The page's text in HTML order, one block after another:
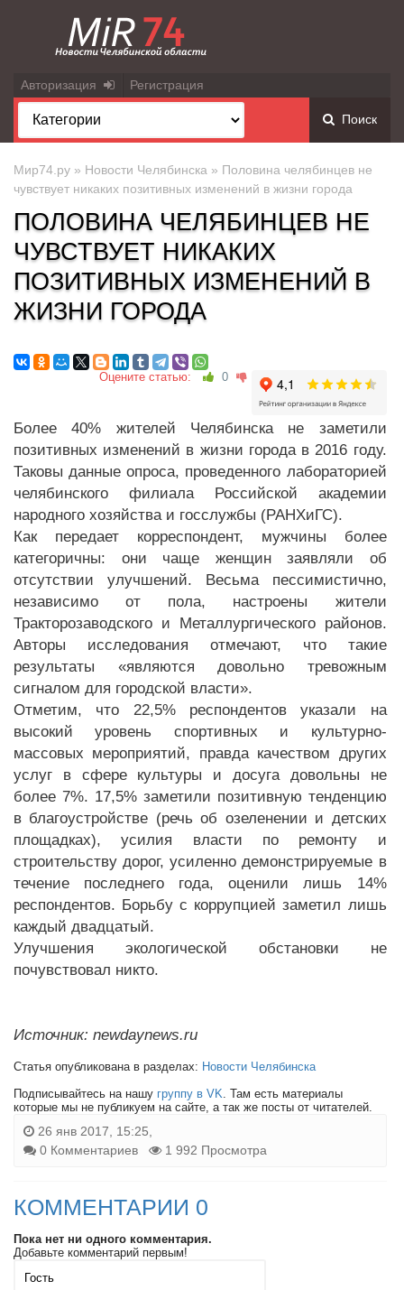
Авторизация Регистрация
Поиск
Мир74.ру » Новости Челябинска » Половина челябинцев не
чувствует никаких позитивных изменений в жизни города
ПОЛОВИНА ЧЕЛЯБИНЦЕВ НЕ
ЧУВСТВУЕТ НИКАКИХ
ПОЗИТИВНЫХ ИЗМЕНЕНИЙ В
ЖИЗНИ ГОРОДА
Оцените статью: 0
Более 40% жителей Челябинска не заметили
позитивных изменений в жизни города в 2016 году.
Таковы данные опроса, проведенного лабораторией
челябинского филиала Российской академии
народного хозяйства и госслужбы (РАНХиГС).
Как передает корреспондент, мужчины более
категоричны: они чаще женщин заявляли об
отсутствии улучшений. Весьма пессимистично,
независимо от пола, настроены жители
Тракторозаводского и Металлургического районов.
Авторы исследования отмечают, что такие
результаты «являются довольно тревожным
сигналом для городской власти».
Отметим, что 22,5% респондентов указали на
высокий уровень спортивных и культурно-
массовых мероприятий, правда качеством других
услуг в сфере культуры и досуга довольны не
более 7%. 17,5% заметили позитивную тенденцию
в благоустройстве (речь об озеленении и детских
площадках), усилия власти по ремонту и
строительству дорог, усиленно демонстрируемые в
течение последнего года, оценили лишь 14%
респондентов. Борьбу с коррупцией заметил лишь
каждый двадцатый.
Улучшения экологической обстановки не
почувствовал никто.
Источник: newdaynews.ru
Статья опубликована в разделах: Новости Челябинска
Подписывайтесь на нашу группу в VK. Там есть материалы
которые мы не публикуем на сайте, а так же посты от читателей.
26 янв 2017, 15:25,
0 Комментариев
1 992 Просмотра
КОММЕНТАРИИ 0
Пока нет ни одного комментария.
Добавьте комментарий первым!